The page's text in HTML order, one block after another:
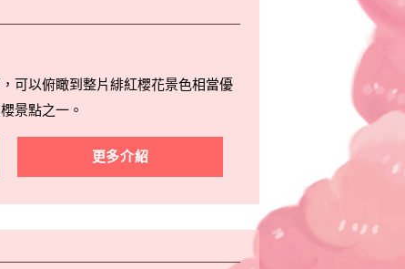
可以俯瞰到整片緋紅櫻花景色相當優
景點之一。
更多介紹